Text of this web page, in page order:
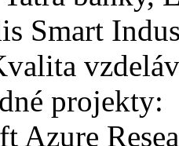
Smart
projekty:
Azure